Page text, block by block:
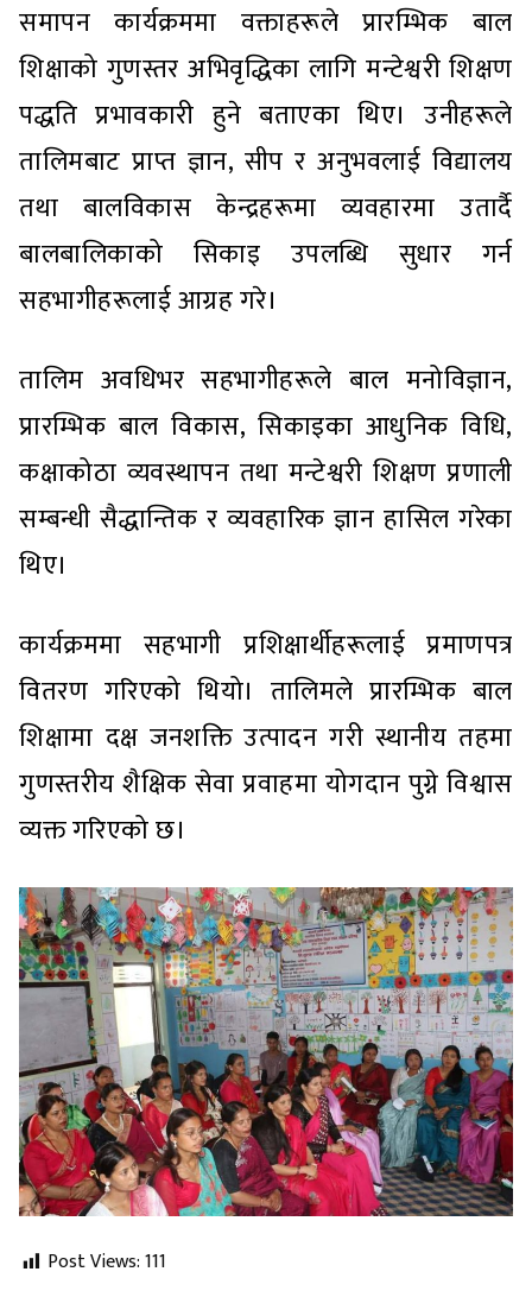
समापन कार्यक्रममा वक्ताहरूले प्रारम्भिक बाल
शिक्षाको गुणस्तर अभिवृद्धिका लागि मन्टेश्वरी शिक्षण
पद्धति प्रभावकारी हुने बताएका थिए। उनीहरूले
तालिमबाट प्राप्त ज्ञान, सीप र अनुभवलाई विद्यालय
तथा बालविकास केन्द्रहरूमा व्यवहारमा उतार्दै
बालबालिकाको सिकाइ उपलब्धि सुधार गर्न
सहभागीहरूलाई आग्रह गरे।
तालिम अवधिभर सहभागीहरूले बाल मनोविज्ञान,
प्रारम्भिक बाल विकास, सिकाइका आधुनिक विधि,
कक्षाकोठा व्यवस्थापन तथा मन्टेश्वरी शिक्षण प्रणाली
सम्बन्धी सैद्धान्तिक र व्यवहारिक ज्ञान हासिल गरेका
थिए।
कार्यक्रममा सहभागी प्रशिक्षार्थीहरूलाई प्रमाणपत्र
वितरण गरिएको थियो। तालिमले प्रारम्भिक बाल
शिक्षामा दक्ष जनशक्ति उत्पादन गरी स्थानीय तहमा
गुणस्तरीय शैक्षिक सेवा प्रवाहमा योगदान पुग्ने विश्वास
व्यक्त गरिएको छ।
Post Views:111